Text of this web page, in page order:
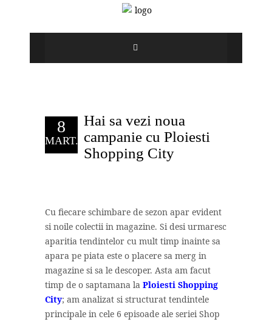
8
MART.
Hai sa vezi noua
campanie cu Ploiesti
Shopping City
Cu fiecare schimbare de sezon apar evident
si noile colectii in magazine. Si desi urmaresc
aparitia tendintelor cu mult timp inainte sa
apara pe piata este o placere sa merg in
magazine si sa le descoper. Asta am facut
timp de o saptamana la Ploiesti Shopping
City; am analizat si structurat tendintele
principale in cele 6 episoade ale seriei Shop